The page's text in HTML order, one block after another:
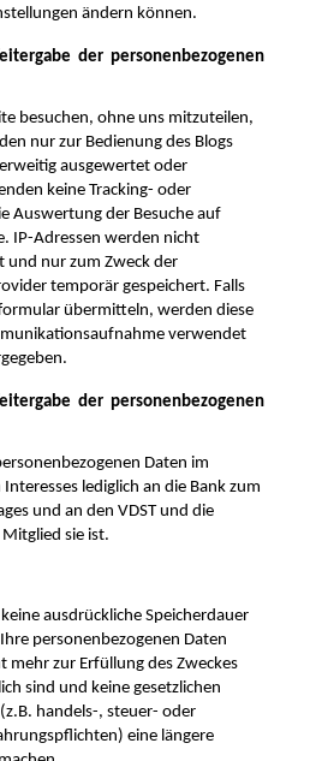
ändern können.
der personenbezogenen
besuchen, ohne uns mitzuteilen,
nur zur Bedienung des Blogs
ausgewertet oder
keine Tracking- oder
Auswertung der Besuche auf
IP-Adressen werden nicht
und nur zum Zweck der
temporär gespeichert. Falls
übermitteln, werden diese
verwendet
der personenbezogenen
Daten im
lediglich an die Bank zum
und an den VDST und die
sie ist.
ausdrückliche Speicherdauer
personenbezogenen Daten
mehr zur Erfüllung des Zweckes
sind und keine gesetzlichen
handels-, steuer- oder
eine längere